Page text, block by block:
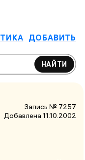
ДОБАВИТЬ
НАЙТИ
Запись № 7257
Добавлена 11.10.2002